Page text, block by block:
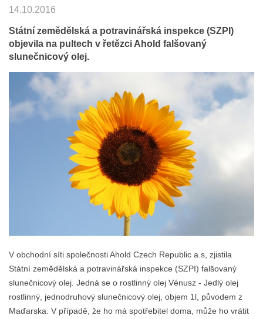
14.10.2016
Státní zemědělská a potravinářská inspekce (SZPI)
objevila na pultech v řetězci Ahold falšovaný
slunečnicový olej.
V obchodní síti společnosti Ahold Czech Republic a.s, zjistila
Státní zemědělská a potravinářská inspekce (SZPI) falšovaný
slunečnicový olej. Jedná se o rostlinný olej Vénusz - Jedlý olej
rostlinný, jednodruhový slunečnicový olej, objem 1l, původem z
Maďarska. V případě, že ho má spotřebitel doma, může ho vrátit